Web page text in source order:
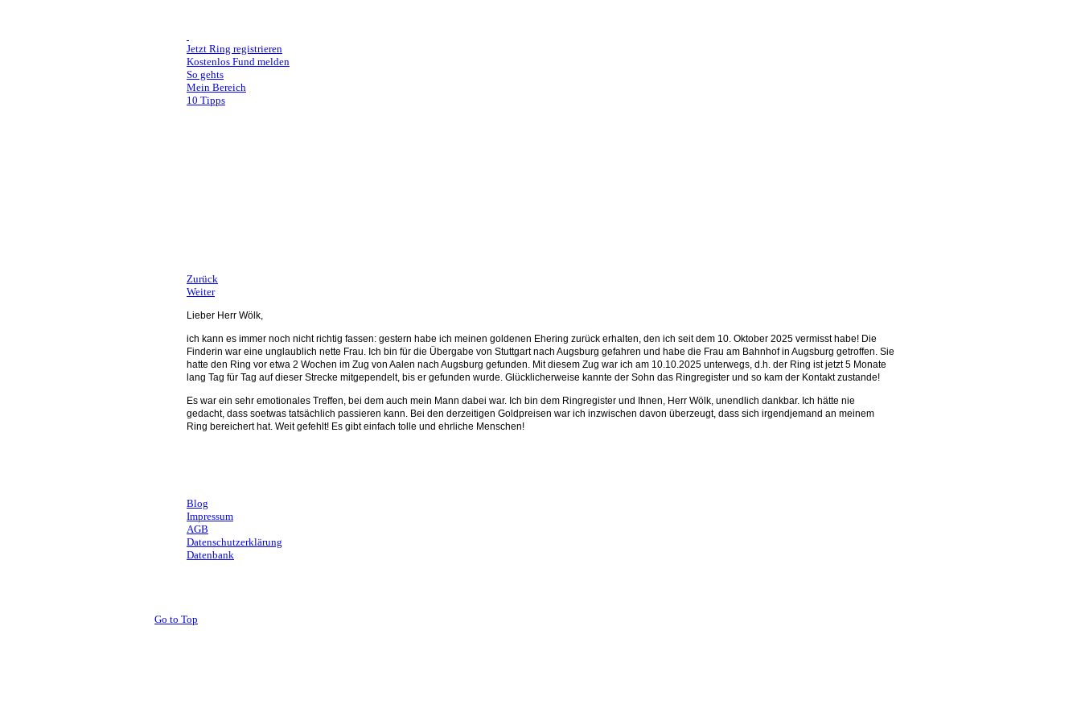
Jetzt Ring registrieren
Kostenlos Fund melden
So gehts
Mein Bereich
10 Tipps
Zurück
Weiter
Lieber Herr Wölk,
ich kann es immer noch nicht richtig fassen: gestern habe ich meinen goldenen Ehering zurück erhalten, den ich seit dem 10. Oktober 2025 vermisst habe! Die
Finderin war eine unglaublich nette Frau. Ich bin für die Übergabe von Stuttgart nach Augsburg gefahren und habe die Frau am Bahnhof in Augsburg getroffen. Sie
hatte den Ring vor etwa 2 Wochen im Zug von Aalen nach Augsburg gefunden. Mit diesem Zug war ich am 10.10.2025 unterwegs, d.h. der Ring ist jetzt 5 Monate
lang Tag für Tag auf dieser Strecke mitgependelt, bis er gefunden wurde. Glücklicherweise kannte der Sohn das Ringregister und so kam der Kontakt zustande!
Es war ein sehr emotionales Treffen, bei dem auch mein Mann dabei war. Ich bin dem Ringregister und Ihnen, Herr Wölk, unendlich dankbar. Ich hätte nie
gedacht, dass soetwas tatsächlich passieren kann. Bei den derzeitigen Goldpreisen war ich inzwischen davon überzeugt, dass sich irgendjemand an meinem
Ring bereichert hat. Weit gefehlt! Es gibt einfach tolle und ehrliche Menschen!
Blog
Impressum
AGB
Datenschutzerklärung
Datenbank
Go to Top